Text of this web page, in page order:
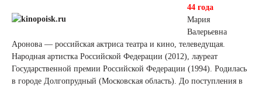
44 года
Мария
Валерьевна
Аронова — российская актриса театра и кино, телеведущая.
Народная артистка Российской Федерации (2012), лауреат
Государственной премии Российской Федерации (1994). Родилась
в городе Долгопрудный (Московская область). До поступления в